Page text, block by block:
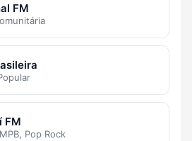
FM
FM
MPB, Pop Rock